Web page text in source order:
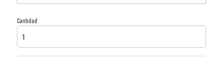
Cantidad